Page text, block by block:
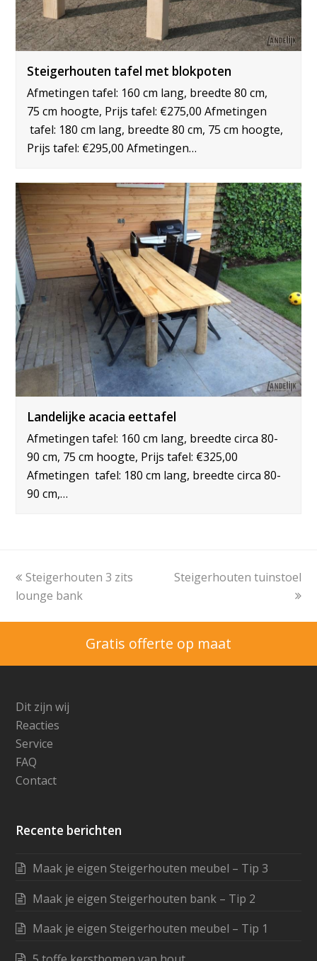
Steigerhouten tafel met blokpoten
Afmetingen tafel: 160 cm lang, breedte 80 cm,
75 cm hoogte, Prijs tafel: €275,00 Afmetingen
tafel: 180 cm lang, breedte 80 cm, 75 cm hoogte,
Prijs tafel: €295,00 Afmetingen…
Landelijke acacia eettafel
Afmetingen tafel: 160 cm lang, breedte circa 80-
90 cm, 75 cm hoogte, Prijs tafel: €325,00
Afmetingen tafel: 180 cm lang, breedte circa 80-
90 cm,…
Vorige
tab:
Steigerhouten 3 zits
lounge bank
next
Steigerhouten tuinstoel
Gratis offerte op maat
Dit zijn wij
Reacties
Service
FAQ
Contact
Recente berichten
Maak je eigen Steigerhouten meubel – Tip 3
Maak je eigen Steigerhouten bank – Tip 2
Maak je eigen Steigerhouten meubel – Tip 1